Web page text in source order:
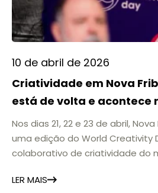
10 de abril de 2026
Criatividade em Nova
está de volta e acontece
21, 22 e 23 de abril
Nos dias 21, 22 e 23 de abril,
uma edição do World Creativity
colaborativo de criatividade do
associação como um espaço de
LER MAIS